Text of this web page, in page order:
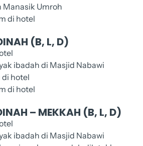
Manasik Umroh
di hotel
(B, L, D)
ibadah di Masjid Nabawi
di hotel
di hotel
– MEKKAH (B, L, D)
ibadah di Masjid Nabawi